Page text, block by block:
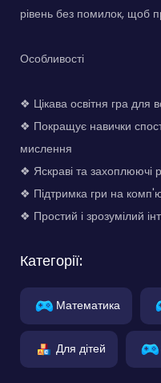
рівень без помилок, щоб
Особливості
❖ Цікава освітня гра для
❖ Покращує навички
мислення
❖ Яскраві та захоплюючі
❖ Підтримка гри на
❖ Простий і зрозумілий
Категорії:
Математика
Для дітей